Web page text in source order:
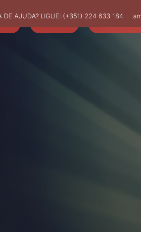
DE AJUDA? LIGUE: (+351) 224 633 184